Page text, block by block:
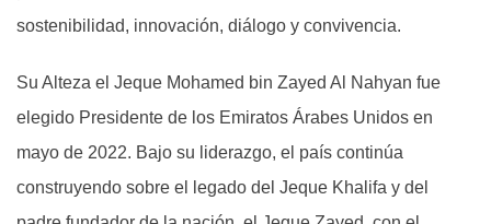
sostenibilidad, innovación, diálogo y convivencia.
Su Alteza el Jeque Mohamed bin Zayed Al Nahyan fue
elegido Presidente de los Emiratos Árabes Unidos en
mayo de 2022. Bajo su liderazgo, el país continúa
construyendo sobre el legado del Jeque Khalifa y del